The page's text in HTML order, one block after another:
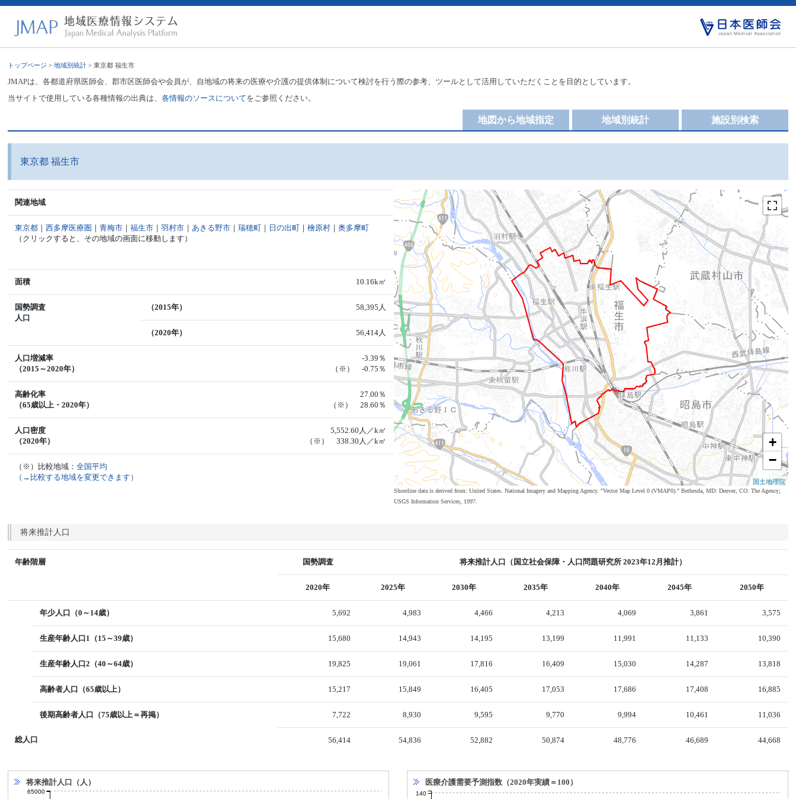
トップページ >地域別統計 > 東京都 福生市
JMAPは、各都道府県医師会、郡市区医師会や会員が、自地域の将来の医療や介護の提供体制について検討を行う際の参考、ツールとして活用していただくことを目的としています。
当サイトで使用している各種情報の出典は、各情報のソースについてをご参照ください。
施設別検索
地域別統計
地図から地域指定
東京都 福生市
関連地域
東京都 ｜西多摩医療圏 ｜青梅市 ｜福生市 ｜羽村市 ｜あきる野市 ｜瑞穂町 ｜ 日の出町 ｜檜原村 ｜奥多摩町
（クリックすると、その地域の画面に移動します）
面積 10.16k㎡
国勢調査
人口
（2015年） 58,395人
（2020年） 56,414人
人口増減率
（2015～2020年）
-3.39％
（※） -0.75％
高齢化率
（65歳以上・2020年）
27.00％
（※） 28.60％
人口密度
（2020年）
5,552.60人／k㎡
（※） 338.30人／k㎡
（※）比較地域：全国平均
（→比較する地域を変更できます）
+
−
国土地理院
Shoreline data is derived from: United States. National Imagery and Mapping Agency. "Vector Map Level 0 (VMAP0)." Bethesda, MD: Denver, CO: The Agency;
USGS Information Services, 1997.
将来推計人口
年齢階層 国勢調査 将来推計人口（国立社会保障・人口問題研究所 2023年12月推計）
2020年 2025年 2030年 2035年 2040年 2045年 2050年
年少人口（0～14歳） 5,692 4,983 4,466 4,213 4,069 3,861 3,575
生産年齢人口1（15～39歳） 15,680 14,943 14,195 13,199 11,991 11,133 10,390
生産年齢人口2（40～64歳） 19,825 19,061 17,816 16,409 15,030 14,287 13,818
高齢者人口（65歳以上） 15,217 15,849 16,405 17,053 17,686 17,408 16,885
後期高齢者人口（75歳以上＝再掲） 7,722 8,930 9,595 9,770 9,994 10,461 11,036
総人口 56,414 54,836 52,882 50,874 48,776 46,689 44,668
将来推計人口（人）
65000
医療介護需要予測指数（2020年実績＝100）
140